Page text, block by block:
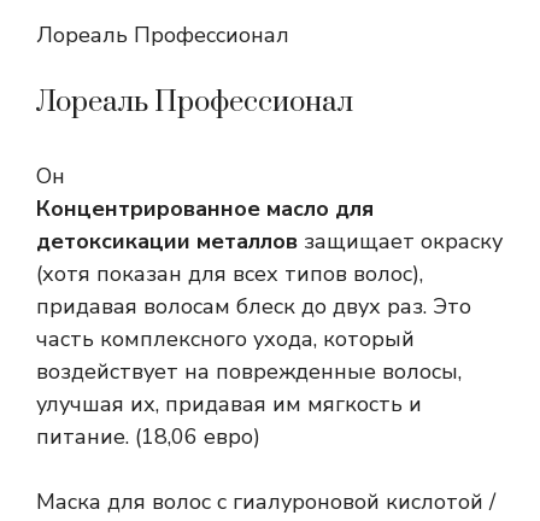
Лореаль Профессионал
Лореаль Профессионал
Он
Концентрированное масло для
детоксикации металлов защищает окраску
(хотя показан для всех типов волос),
придавая волосам блеск до двух раз. Это
часть комплексного ухода, который
воздействует на поврежденные волосы,
улучшая их, придавая им мягкость и
питание. (18,06 евро)
Маска для волос с гиалуроновой кислотой /